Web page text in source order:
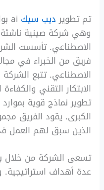
تم تطوير ديب سيك
وهي شركة صينية
فريق من الخبراء في
الاصطناعي. تتبع
الابتكار التقني
تطوير نماذج قوية
الكبرى. يقود الفريق
الذين سبق لهم العمل
تسعى الشركة من خلال
عدة أهداف استراتيجية.